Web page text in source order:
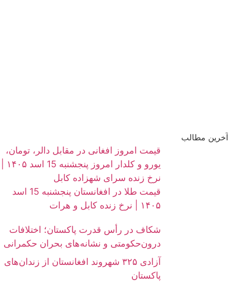
آخرین مطالب
قیمت امروز افغانی در مقابل دالر، تومان،
نرخ زنده سرای شهزاده کابل
قیمت طلا در افغانستان پنجشنبه 15 اسد
۱۴۰۵ | نرخ زنده کابل و هرات
شکاف در رأس قدرت پاکستان؛ اختلافات
درون‌حکومتی و نشانه‌های بحران حکمرانی
آزادی ۳۲۵ شهروند افغانستان از زندان‌های
پاکستان